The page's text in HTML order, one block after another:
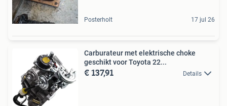
Posterholt 17 jul 26
Carburateur met elektrische choke
geschikt voor Toyota 22...
€ 137,91 Details